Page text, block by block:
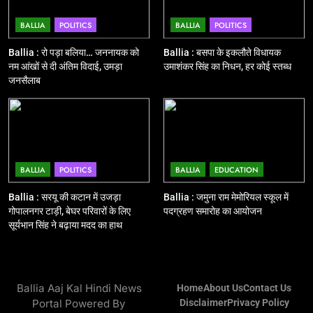
11
बिहार विस चुनाव : सभी 90 हजार 712
बूथों से लाइव वेब कास्टिंग की तैयारी
महाप्रबंधक ने किया निरीक्षण
BALLIA NATIONAL
13
14
BALLIA POLITICS
Ballia : रो पड़ा बलिया… जननायक को
नम आंखों से दी अंतिम विदाई, उमड़ा
जनसैलाब
BALLIA POLITICS
Ballia : बसपा के इकलौते विधायक
उमाशंकर सिंह का निधन, हर कोई स्तब्ध
BALLIA POLITICS
Ballia : सरयू की कटान में उजड़ा
गोपालनगर टाड़ी, बेघर परिवारों के लिए
सूर्यभान सिंह ने बढ़ाया मदद का हाथ
BALLIA EDUCATION
Ballia : जमुना राम मेमोरियल स्कूल में
पदग्रहण समारोह का आयोजन
Ballia Aaj Kal Hindi News
Portal Powered By
HomeAbout UsContact Us
DisclaimerPrivacy Policy